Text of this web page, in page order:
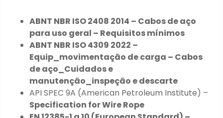
ABNT NBR ISO 2408 2014 – Cabos de aço
para uso geral – Requisitos mínimos
ABNT NBR ISO 4309 2022 –
Equip_movimentação de carga – Cabos
de aço_Cuidados e
manutenção_inspeção e descarte
API SPEC 9A (American Petroleum Institute) –
Specification for Wire Rope